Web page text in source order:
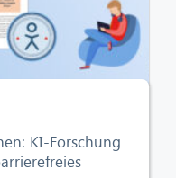
KI-Forschung